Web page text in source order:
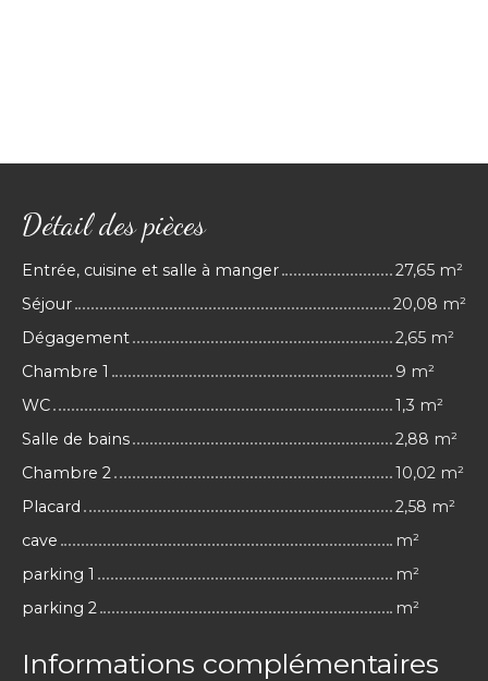
Détail des pièces
Entrée, cuisine et salle à manger
27,65 m²
Séjour
20,08 m²
Dégagement
2,65 m²
Chambre 1
9 m²
WC
1,3 m²
Salle de bains
2,88 m²
Chambre 2
10,02 m²
Placard
2,58 m²
cave
m²
parking 1
m²
parking 2
m²
Informations complémentaires